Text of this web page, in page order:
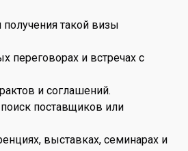
такой визы
переговорах и встречах с
и соглашений.
поставщиков или
выставках, семинарах и